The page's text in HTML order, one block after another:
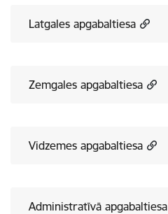
Latgales apgabaltiesa
Zemgales apgabaltiesa
Vidzemes apgabaltiesa
Administratīvā apgabaltiesa